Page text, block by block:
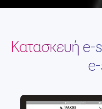
Κατασκευή e-